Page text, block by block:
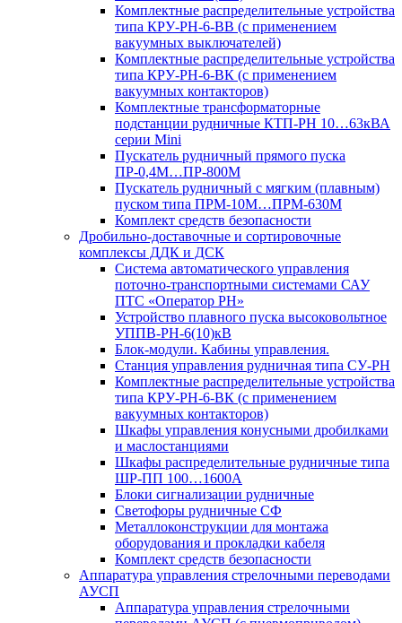
Комплектные распределительные устройства
типа КРУ-РН-6-ВВ (с применением
вакуумных выключателей)
Комплектные распределительные устройства
типа КРУ-РН-6-ВК (с применением
вакуумных контакторов)
Комплектные трансформаторные
подстанции рудничные КТП-РН 10…63кВА
серии Mini
Пускатель рудничный прямого пуска
ПР-0,4М…ПР-800М
Пускатель рудничный с мягким (плавным)
пуском типа ПРМ-10М…ПРМ-630М
Комплект средств безопасности
Дробильно-доставочные и сортировочные
комплексы ДДК и ДСК
Система автоматического управления
поточно-транспортными системами САУ
ПТС «Оператор РН»
Устройство плавного пуска высоковольтное
УППВ-РН-6(10)кВ
Блок-модули. Кабины управления.
Станция управления рудничная типа СУ-РН
Комплектные распределительные устройства
типа КРУ-РН-6-ВК (с применением
вакуумных контакторов)
Шкафы управления конусными дробилками
и маслостанциями
Шкафы распределительные рудничные типа
ШР-ПП 100…1600А
Блоки сигнализации рудничные
Светофоры рудничные СФ
Металлоконструкции для монтажа
оборудования и прокладки кабеля
Комплект средств безопасности
Аппаратура управления стрелочными переводами
АУСП
Аппаратура управления стрелочными